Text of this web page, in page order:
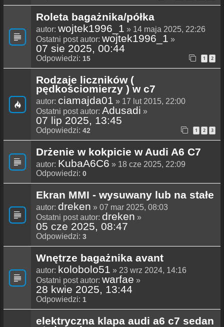
Roleta bagażnika/półka
autor: wojtek1996_1 » 14 maja 2025, 22:26
Ostatni post autor: wojtek1996_1 »
07 sie 2025, 00:44
Odpowiedzi: 15 1 2
Rodzaje liczników (
pędkościomierzy ) w c7
autor: ciamajda01 » 17 lut 2015, 22:00
Ostatni post autor: Adusadi »
07 lip 2025, 13:45
Odpowiedzi: 42 1 2 3
Drżenie w kokpicie w Audi A6 C7
autor: KubaA6C6 » 18 cze 2025, 22:09
Odpowiedzi: 0
Ekran MMI - wysuwany lub na stałe
autor: dreken » 07 mar 2025, 08:03
Ostatni post autor: dreken »
05 cze 2025, 08:47
Odpowiedzi: 3
Wnętrze bagażnika avant
autor: kolobolo51 » 23 wrz 2024, 14:16
Ostatni post autor: warfae »
28 kwie 2025, 13:44
Odpowiedzi: 1
elektryczna klapa audi a6 c7 sedan